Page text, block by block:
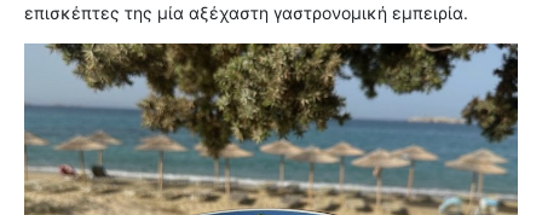
επισκέπτες της μία αξέχαστη γαστρονομική εμπειρία.